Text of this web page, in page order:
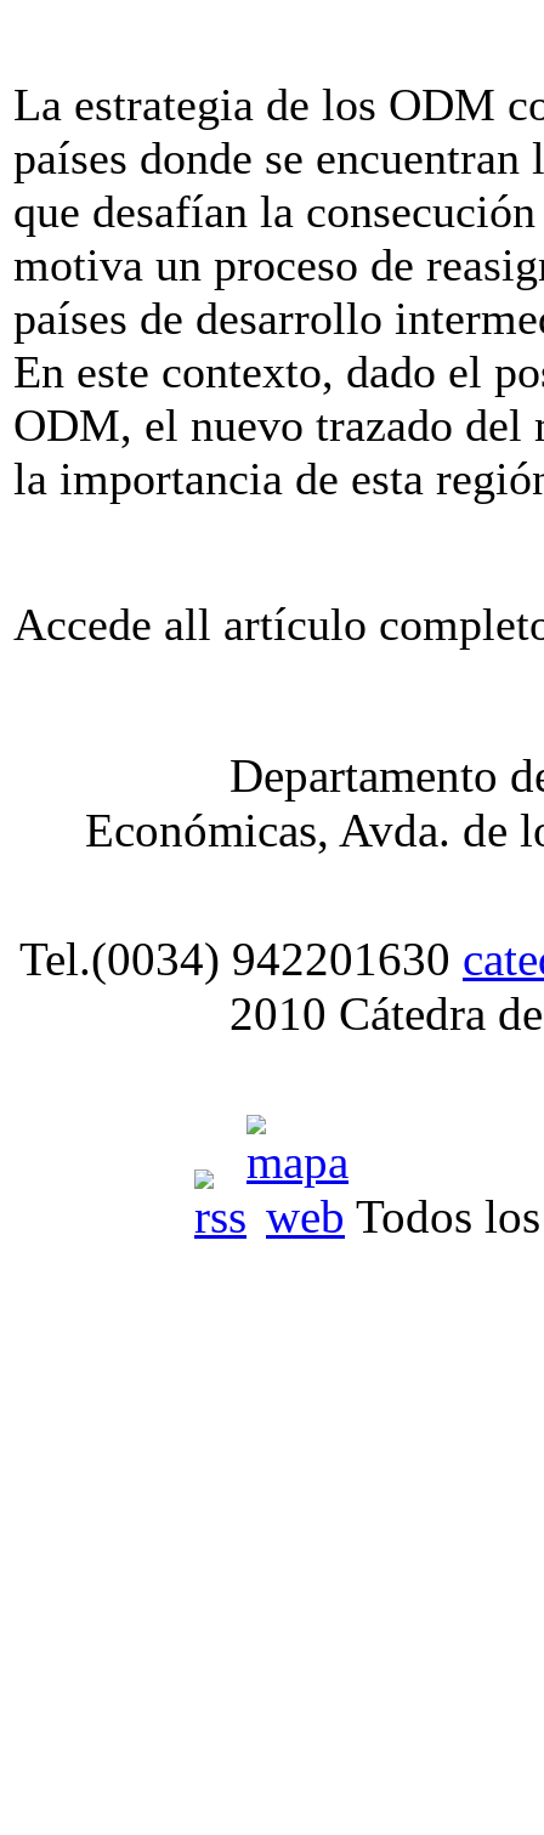
La estrategia de los ODM
países donde se
que desafían la
motiva un proceso de
países de desarrollo
En este contexto, dado el
ODM, el nuevo trazado del
la importancia de esta
Accede all artículo
Departamento
Económicas, Avda. de
Tel.(0034) 942201630
2010 Cátedra
Todos